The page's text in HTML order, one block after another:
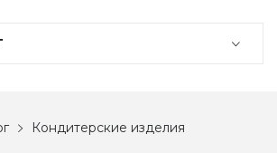
Кондитерские изделия